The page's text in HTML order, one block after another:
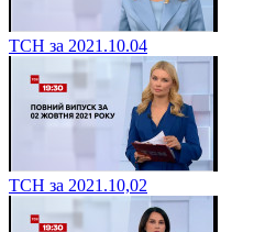
ТСН за 2021.10.04
ТСН за 2021.10,02